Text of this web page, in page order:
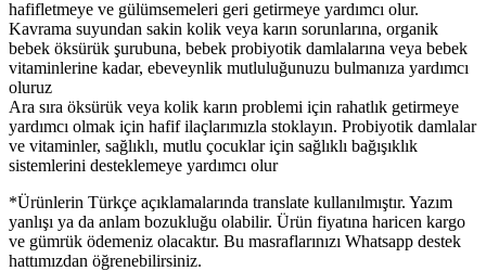
hafifletmeye ve gülümsemeleri geri getirmeye yardımcı olur.
Kavrama suyundan sakin kolik veya karın sorunlarına, organik
bebek öksürük şurubuna, bebek probiyotik damlalarına veya bebek
vitaminlerine kadar, ebeveynlik mutluluğunuzu bulmanıza yardımcı
oluruz
Ara sıra öksürük veya kolik karın problemi için rahatlık getirmeye
yardımcı olmak için hafif ilaçlarımızla stoklayın. Probiyotik damlalar
ve vitaminler, sağlıklı, mutlu çocuklar için sağlıklı bağışıklık
sistemlerini desteklemeye yardımcı olur
*Ürünlerin Türkçe açıklamalarında translate kullanılmıştır. Yazım
yanlışı ya da anlam bozukluğu olabilir. Ürün fiyatına haricen kargo
ve gümrük ödemeniz olacaktır. Bu masraflarınızı Whatsapp destek
hattımızdan öğrenebilirsiniz.